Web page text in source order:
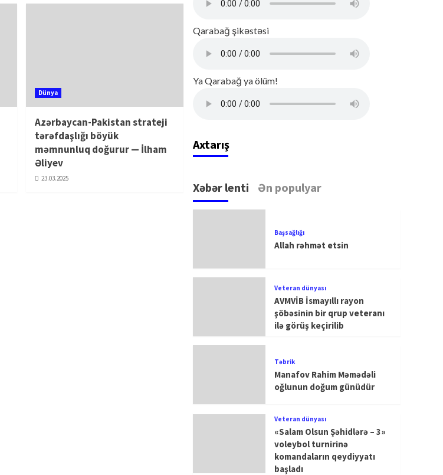
Dünya
Azərbaycan-Pakistan strateji
tərəfdaşlığı böyük
məmnunluq doğurur — İlham
Əliyev
23.03.2025
Qarabağ şikəstəsi
Ya Qarabağ ya ölüm!
Axtarış
Xəbər lenti Ən populyar
Başsağlığı
Allah rəhmət etsin
Veteran dünyası
AVMVİB İsmayıllı rayon
şöbəsinin bir qrup veteranı
ilə görüş keçirilib
Təbrik
Manafov Rahim Məmədəli
oğlunun doğum günüdür
Veteran dünyası
«Salam Olsun Şəhidlərə – 3»
voleybol turnirinə
komandaların qeydiyyatı
başladı